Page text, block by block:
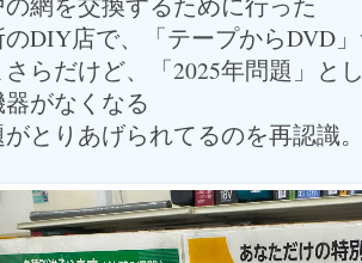
DIY店で、「テープからDVD
さらだけど、「2025年問題」と
がなくなる
がとりあげられてるのを再認識